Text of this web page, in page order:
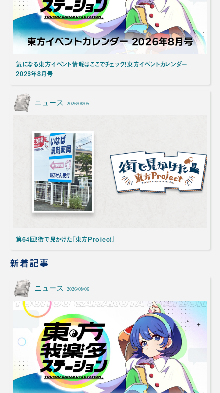
気になる東方イベント情報はここでチェック！東方イベントカレンダー
2026年8月号
ニュース 2026/08/05
第64回！街で見かけた『東方Project』
新着記事
ニュース 2026/08/06